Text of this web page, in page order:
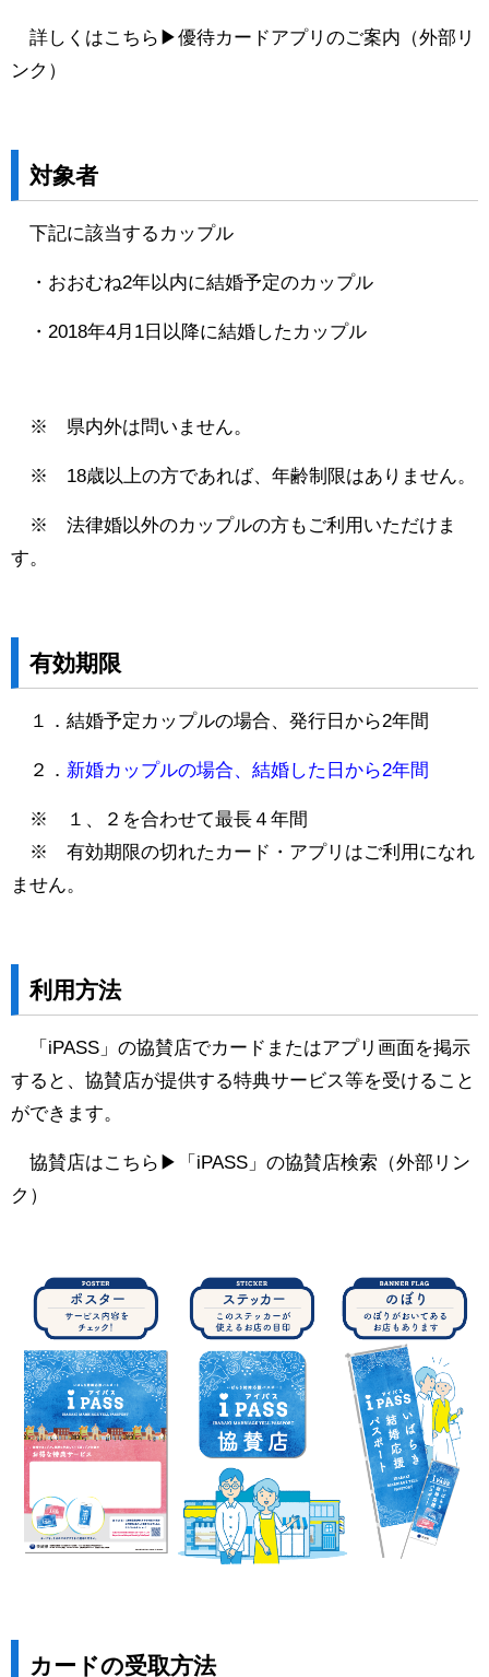
詳しくはこちら▶優待カードアプリのご案内 （外部リ
ンク）
対象者
下記に該当するカップル
・おおむね2年以内に結婚予定のカップル
・2018年4月1日以降に結婚したカップル
※ 県内外は問いません。
※ 18歳以上の方であれば、年齢制限はありません。
※ 法律婚以外のカップルの方もご利用いただけま
す。
有効期限
１．結婚予定カップルの場合、発行日から2年間
２． 新婚カップルの場合、結婚した日から2年間
※ １、２を合わせて最長４年間
※ 有効期限の切れたカード・アプリはご利用になれ
ません。
利用方法
「iPASS」の協賛店でカードまたはアプリ画面を掲示
すると、協賛店が提供する特典サービス等を受けること
ができます。
協賛店はこちら▶ 「iPASS」の協賛店検索 （外部リン
ク）
カードの受取方法